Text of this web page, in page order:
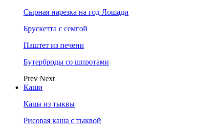
Сырная нарезка на год Лошади
Брускетта с семгой
Паштет из печени
Бутерброды со шпротами
Prev Next
Каши
Каша из тыквы
Рисовая каша с тыквой